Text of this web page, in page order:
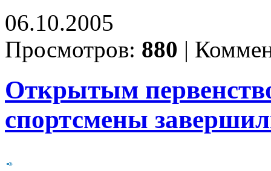
06.10.2005
Просмотров: 880 |
Открытым
спортсмены